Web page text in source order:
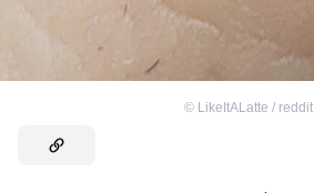
© LikeItALatte / reddit